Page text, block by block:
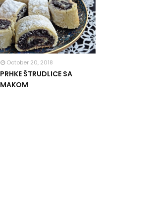
October 20, 2018
PRHKE ŠTRUDLICE SA
MAKOM